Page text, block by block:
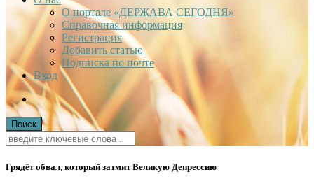
О портале «ДЕРЖАВА СЕГОДНЯ»
Справочная информация
Регистрация
Добавить статью
Подписка по почте
Вход
Грядёт обвал, который затмит Великую Депрессию